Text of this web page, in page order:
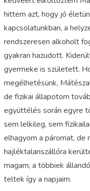
hittem azt, hogy jó
kapcsolatunkban, a
rendszeresen alkoholt
gyakran hazudott.
gyermeke is született.
megélhetésünk,
de fizikai állapotom
együttélés során egyre
sem lelkileg, sem
elhagyom a páromat, de
hajléktalanszállóra
magam, a többiek
teltek így a napjaim.